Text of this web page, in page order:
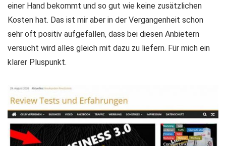
einer Hand bekommt und so gut wie keine zusätzlichen
Kosten hat. Das ist mir aber in der Vergangenheit schon
sehr oft positiv aufgefallen, dass bei diesen Anbietern
versucht wird alles gleich mit dazu zu liefern. Für mich ein
klarer Pluspunkt.